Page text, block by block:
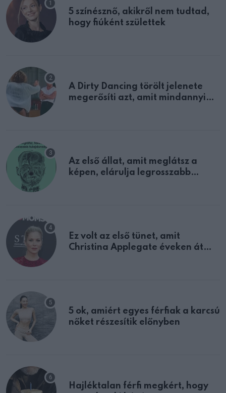
5 színésznő, akikről nem tudtad,
hogy fiúként születtek
A Dirty Dancing törölt jelenete
megerősíti azt, amit mindannyian
Az első állat, amit meglátsz a
képen, elárulja legrosszabb
Ez volt az első tünet, amit
Christina Applegate éveken át
5 ok, amiért egyes férfiak a karcsú
nőket részesítik előnyben
Hajléktalan férfi megkért, hogy